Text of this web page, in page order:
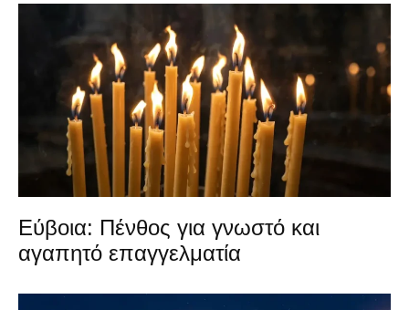
Εύβοια: Πένθος για γνωστό και
αγαπητό επαγγελματία